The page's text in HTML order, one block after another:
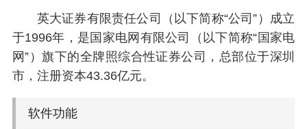
英大证券有限责任公司（以下简称“公司”）成立
于1996年，是国家电网有限公司（以下简称“国家电
网”）旗下的全牌照综合性证券公司，总部位于深圳
市，注册资本43.36亿元。
软件功能